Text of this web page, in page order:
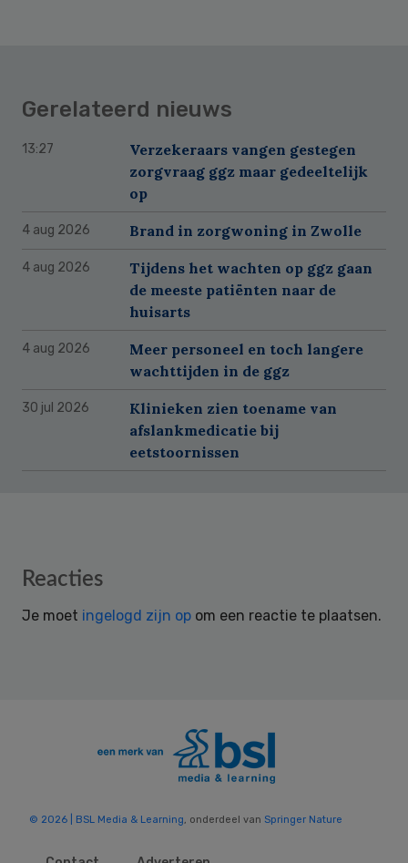
Gerelateerd nieuws
13:27
Verzekeraars vangen gestegen
zorgvraag ggz maar gedeeltelijk
op
4 aug 2026 Brand in zorgwoning in Zwolle
4 aug 2026
Tijdens het wachten op ggz gaan
de meeste patiënten naar de
huisarts
4 aug 2026
Meer personeel en toch langere
wachttijden in de ggz
30 jul 2026
Klinieken zien toename van
afslankmedicatie bij
eetstoornissen
Reader
Reacties
Je moet ingelogd zijn op om een reactie te plaatsen.
© 2026 | BSL Media & Learning, onderdeel van Springer Nature